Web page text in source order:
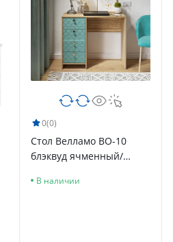
0(0)
Стол Велламо ВО-10
блэквуд ячменный/
В наличии